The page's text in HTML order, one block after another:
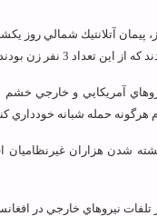
پيمان آتلانتيك شمالي روز
آمريكايي و خارجي
هرگونه حمله شبانه خودداري
شدن هزاران غيرنظاميان